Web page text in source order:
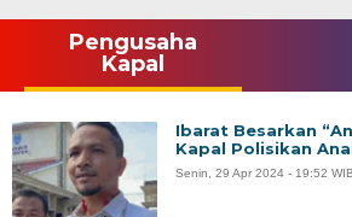
Pengusaha
Kapal
Ibarat Besarkan
Kapal Polisikan
Senin, 29 Apr 2024 - 19:52 WIB